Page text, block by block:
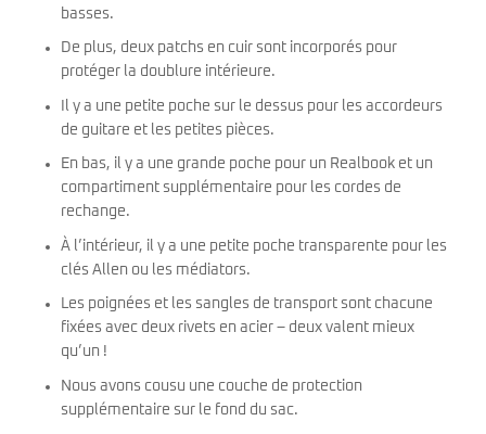
basses.
De plus, deux patchs en cuir sont incorporés pour
protéger la doublure intérieure.
Il y a une petite poche sur le dessus pour les accordeurs
de guitare et les petites pièces.
En bas, il y a une grande poche pour un Realbook et un
compartiment supplémentaire pour les cordes de
rechange.
À l’intérieur, il y a une petite poche transparente pour les
clés Allen ou les médiators.
Les poignées et les sangles de transport sont chacune
fixées avec deux rivets en acier – deux valent mieux
qu’un !
Nous avons cousu une couche de protection
supplémentaire sur le fond du sac.